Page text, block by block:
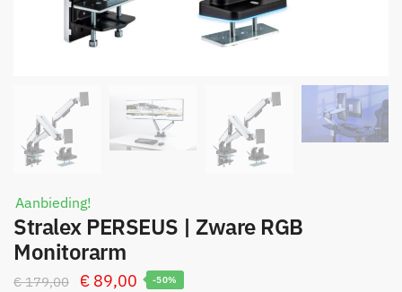
Aanbieding!
Stralex PERSEUS | Zware RGB
Monitorarm
€179,00
Oorspronkelijke
€ 89,00 Huidige
-50%